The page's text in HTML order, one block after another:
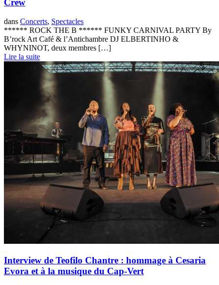
Crew
dans Concerts, Spectacles
****** ROCK THE B ****** FUNKY CARNIVAL PARTY By
B’rock Art Café & l’Antichambre DJ ELBERTINHO &
WHYNINOT, deux membres […]
Lire la suite
Interview de Teofilo Chantre : hommage à Cesaria
Evora et à la musique du Cap-Vert